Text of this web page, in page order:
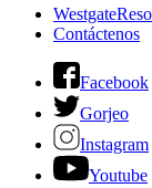
Contáctenos
Facebook
Gorjeo
Instagram
Youtube